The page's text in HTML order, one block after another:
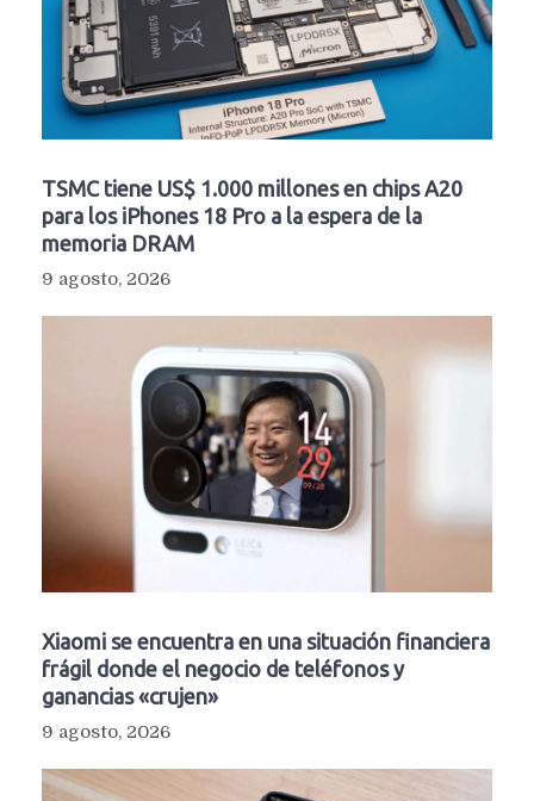
TSMC tiene US$ 1.000 millones en chips A20
para los iPhones 18 Pro a la espera de la
memoria DRAM
9 agosto, 2026
Xiaomi se encuentra en una situación financiera
frágil donde el negocio de teléfonos y
ganancias «crujen»
9 agosto, 2026